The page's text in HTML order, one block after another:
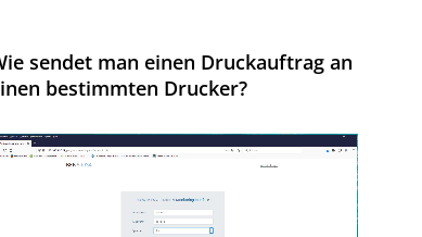
sendet man einen Druckauftrag an
bestimmten Drucker?